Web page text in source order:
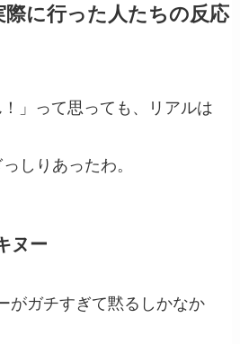
際に行った人たちの反応
」って思っても、リアルは
しりあったわ。
ヌー
がガチすぎて黙るしかなか